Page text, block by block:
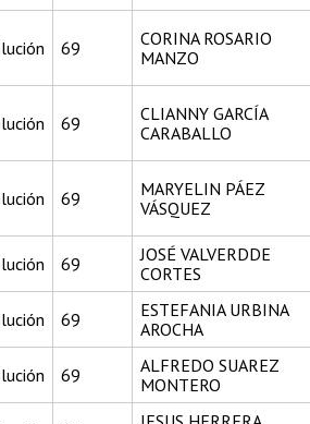
69
CORINA ROSARIO
MANZO
69
CLIANNY GARCÍA
CARABALLO
69
MARYELIN PÁEZ
VÁSQUEZ
69
JOSÉ VALVERDDE
CORTES
69
ESTEFANIA URBINA
AROCHA
69
ALFREDO SUAREZ
MONTERO